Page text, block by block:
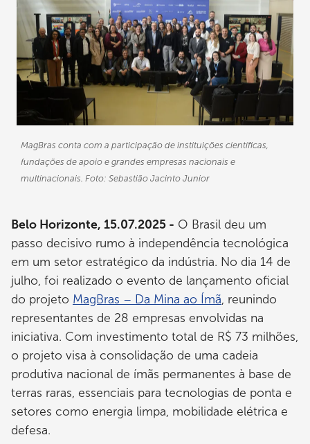
MagBras conta com a participação de instituições científicas,
fundações de apoio e grandes empresas nacionais e
multinacionais. Foto: Sebastião Jacinto Junior
Belo Horizonte, 15.07.2025 - O Brasil deu um
passo decisivo rumo à independência tecnológica
em um setor estratégico da indústria. No dia 14 de
julho, foi realizado o evento de lançamento oficial
do projeto MagBras – Da Mina ao Ímã, reunindo
representantes de 28 empresas envolvidas na
iniciativa. Com investimento total de R$ 73 milhões,
o projeto visa à consolidação de uma cadeia
produtiva nacional de ímãs permanentes à base de
terras raras, essenciais para tecnologias de ponta e
setores como energia limpa, mobilidade elétrica e
defesa.